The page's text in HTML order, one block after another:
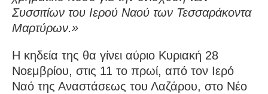
Συσσιτίων του Ιερού Ναού των Τεσσαράκοντα
Μαρτύρων.»
Η κηδεία της θα γίνει αύριο Κυριακή 28
Νοεμβρίου, στις 11 το πρωί, από τον Ιερό
Ναό της Αναστάσεως του Λαζάρου, στο Νέο